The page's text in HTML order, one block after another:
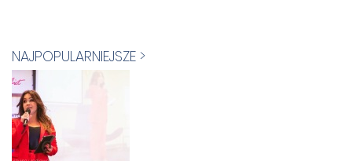
NAJPOPULARNIEJSZE >